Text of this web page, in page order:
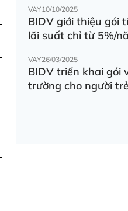
VAY10/10/2025
BIDV giới thiệu gói
lãi suất chỉ từ 5%/
VAY26/03/2025
BIDV triển khai gói
trường cho người